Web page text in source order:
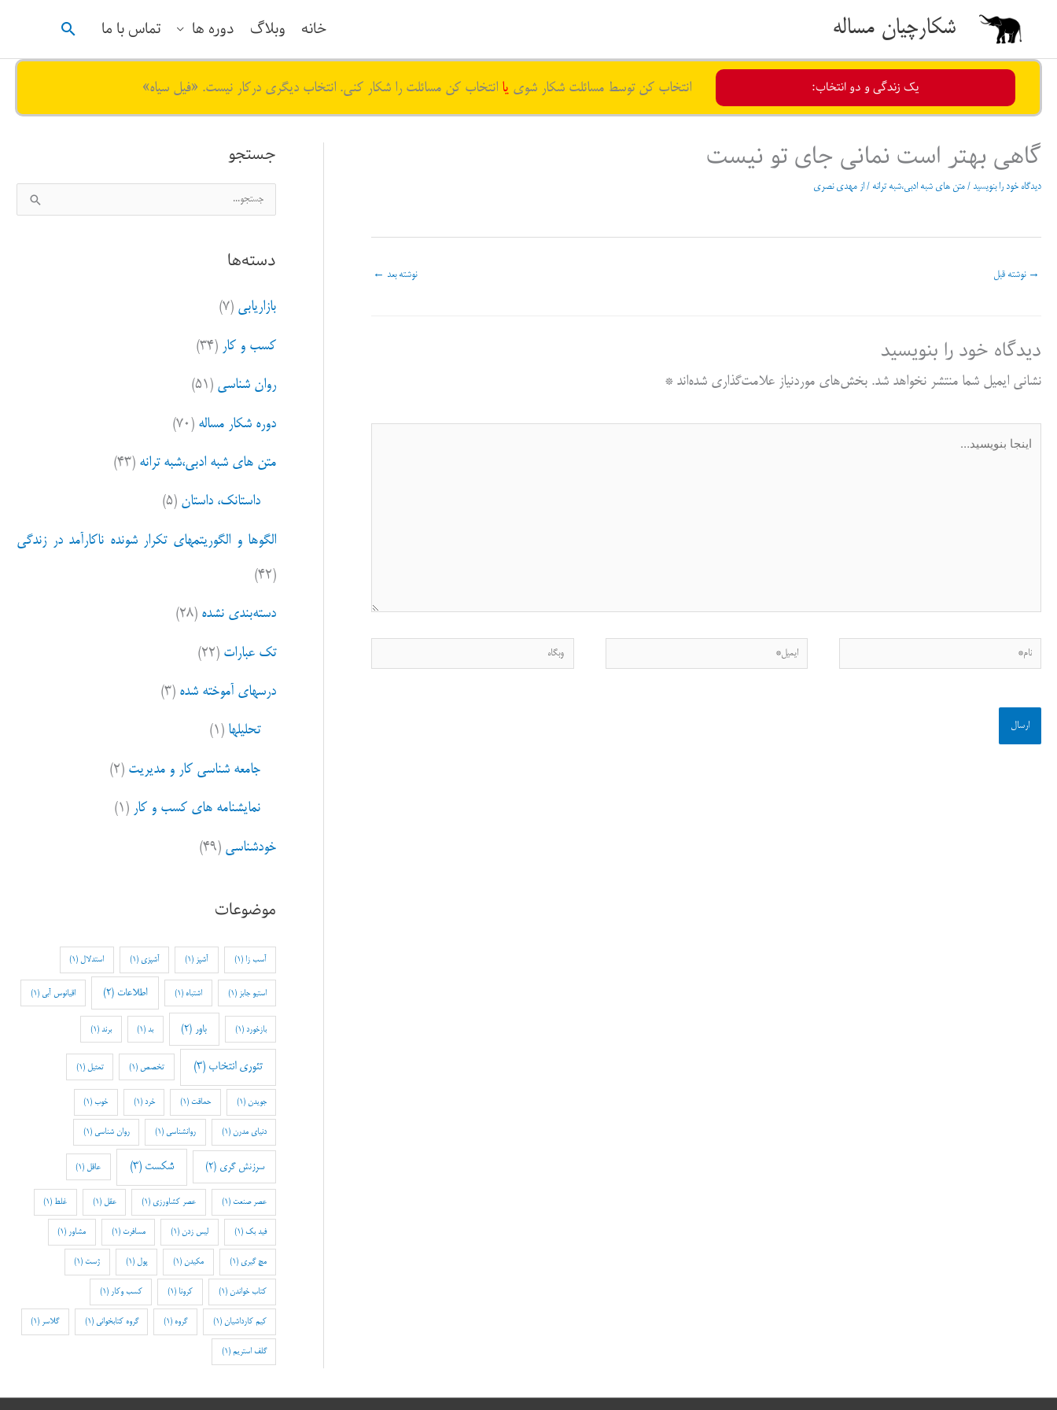
شکارچیان مساله خانه وبلاگ دوره ها تماس با ما جستجو
یک زندگی و دو انتخاب: انتخاب کن توسط مسائلت شکار شوی یا انتخاب کن مسائلت را شکار کنی. انتخاب دیگری درکار نیست. «فیل سیاه»
گاهی بهتر است نمانی جای تو نیست
دیدگاه‌ خود را بنویسید / متن های شبه ادبی،شبه ترانه / از مهدی نصری
→ نوشته قبل نوشته بعد ←
دیدگاه‌ خود را بنویسید
نشانی ایمیل شما منتشر نخواهد شد. بخش‌های موردنیاز علامت‌گذاری شده‌اند*
نام* ایمیل* وبگاه
جستجو
س
ج
ب
ی
دسته‌ها
بازاریابی (۷)
کسب و کار (۳۴)
روان شناسی (۵۱)
دوره شکار مساله (۷۰)
متن های شبه ادبی،شبه ترانه (۴۳)
داستانک، داستان (۵)
الگوها و الگوریتمهای تکرار شونده ناکارآمد در زندگی
(۴۲)
دسته‌بندی نشده (۲۸)
تک عبارات (۲۲)
درسهای آموخته شده (۳)
تحلیلها (۱)
جامعه شناسی کار و مدیریت (۲)
نمایشنامه های کسب و کار (۱)
خودشناسی (۴۹)
موضوعات
آسب زا (1) آشپز (1) آشپزی (1) استدلال (1)
استیو جابز (1) اشتباه (1) اطلاعات (2) اقیانوس آبی (1)
بازخورد (1) باور (2) بد(1) برند (1)
تئوری انتخاب (3) تخصص (1) تمثیل (1)
جویدن (1) حماقت(1) خرد (1) خوب(1)
دنیای مدرن (1) روانشناسی (1) روان شناسی (1)
سرزنش گری (2) شکست (3) عاقل (1)
عصر صنعت (1) عصر کشاورزی(1) عقل (1) غلط (1)
فید بک (1) لیس زدن (1) مسافرت (1) مشاور (1)
مچ گیری (1) مکیدن (1) پول (1) ژست(1)
کتاب خواندن (1) کرونا (1) کسب وکار (1)
کیم کارداشیان (1) گروه (1) گروه کتابخوانی (1) گلاسر (1)
گلف استریم (1)